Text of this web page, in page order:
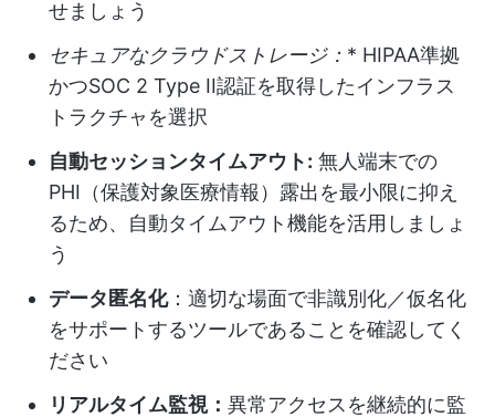
せましょう
セキュアなクラウドストレージ： * HIPAA準拠
かつSOC 2 Type II認証を取得したインフラス
トラクチャを選択
自動セッションタイムアウト: 無人端末での
PHI（保護対象医療情報）露出を最小限に抑え
るため、自動タイムアウト機能を活用しましょ
う
データ匿名化：適切な場面で非識別化／仮名化
をサポートするツールであることを確認してく
ださい
リアルタイム監視： 異常アクセスを継続的に監